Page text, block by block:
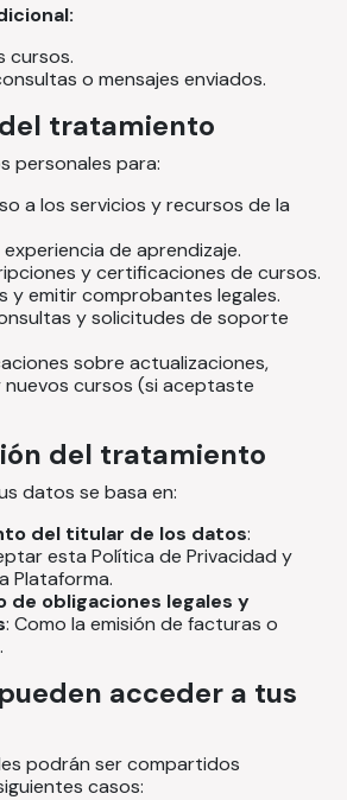
cursos.
o mensajes enviados.
tratamiento
personales para:
a los servicios y recursos de la
de aprendizaje.
y certificaciones de cursos.
y emitir comprobantes legales.
y solicitudes de soporte
sobre actualizaciones,
cursos (si aceptaste
del tratamiento
datos se basa en:
del titular de los datos:
esta Política de Privacidad y
Plataforma.
de obligaciones legales y
: Como la emisión de facturas o
acceder a tus
podrán ser compartidos
casos: